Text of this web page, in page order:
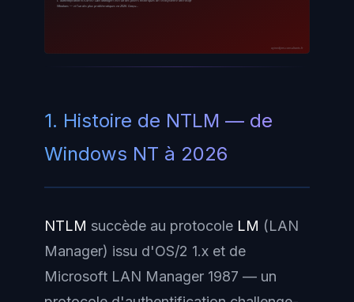
L' authentification NTLM (NT LAN Manager) est l'un des piliers historiques de l'écosystème Microsoft
Windows — et l'un des plus problématiques en 2026. Conçu…
ayinedjimi-consultants.fr
1. Histoire de NTLM — de
Windows NT à 2026
NTLM succède au protocole LM (LAN
Manager) issu d'OS/2 1.x et de
Microsoft LAN Manager 1987 — un